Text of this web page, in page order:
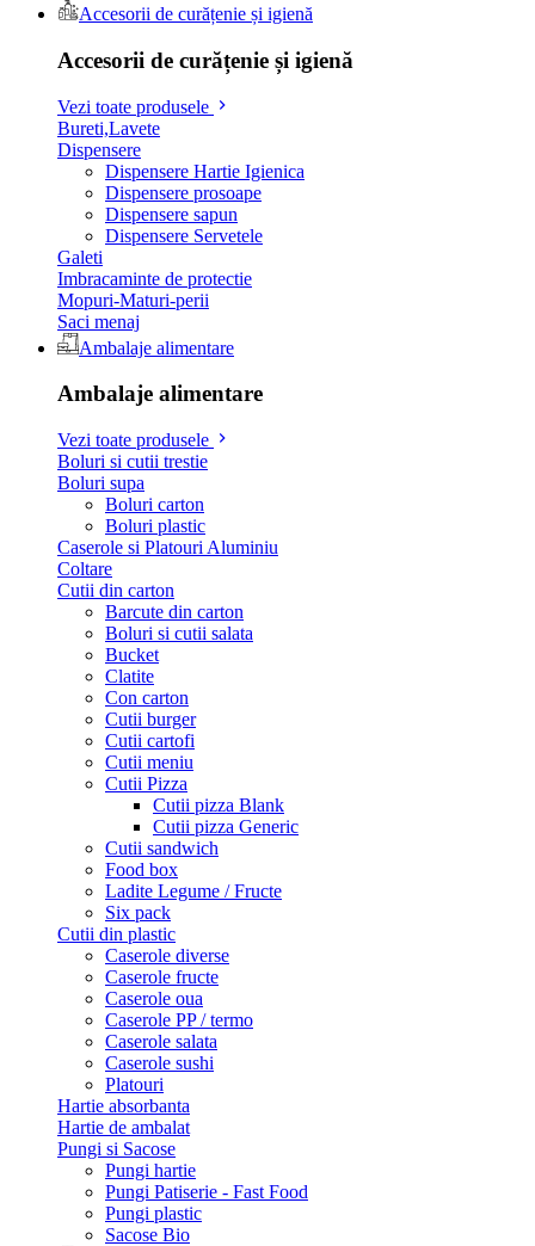
Accesorii de curățenie și igienă
Accesorii de curățenie și igienă
Vezi toate produsele
Bureti,Lavete
Dispensere
Dispensere Hartie Igienica
Dispensere prosoape
Dispensere sapun
Dispensere Servetele
Galeti
Imbracaminte de protectie
Mopuri-Maturi-perii
Saci menaj
Ambalaje alimentare
Ambalaje alimentare
Vezi toate produsele
Boluri si cutii trestie
Boluri supa
Boluri carton
Boluri plastic
Caserole si Platouri Aluminiu
Coltare
Cutii din carton
Barcute din carton
Boluri si cutii salata
Bucket
Clatite
Con carton
Cutii burger
Cutii cartofi
Cutii meniu
Cutii Pizza
Cutii pizza Blank
Cutii pizza Generic
Cutii sandwich
Food box
Ladite Legume / Fructe
Six pack
Cutii din plastic
Caserole diverse
Caserole fructe
Caserole oua
Caserole PP / termo
Caserole salata
Caserole sushi
Platouri
Hartie absorbanta
Hartie de ambalat
Pungi si Sacose
Pungi hartie
Pungi Patiserie - Fast Food
Pungi plastic
Sacose Bio